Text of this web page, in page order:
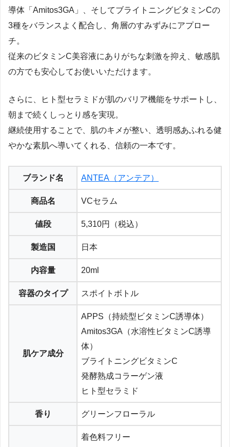
導体「Amitos3GA」、そしてブライトニングビタミンCの
3種をバランスよく配合し、角層のすみずみにアプロー
チ。
従来のビタミンC美容液にありがちな刺激を抑え、敏感肌
の方でも安心してお使いいただけます。
さらに、ヒト型セラミドが肌のバリア機能をサポートし、
朝まで続くしっとり感を実現。
継続使用することで、肌のキメが整い、透明感あふれる健
やかな素肌へ導いてくれる、信頼の一本です。
ブランド名 ANTEA（アンテア）
商品名 VCセラム
値段 5,310円（税込）
製造国 日本
内容量 20ml
容器のタイプ スポイトボトル
肌ケア成分
APPS（持続型ビタミンC誘導体）
Amitos3GA（水溶性ビタミンC誘導
体）
ブライトニングビタミンC
発酵熟成コラーゲン液
ヒト型セラミド
香り グリーンフローラル
着色料フリー